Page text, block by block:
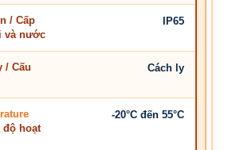
/ Cấp
và nước
IP65
/ Cấu
Cách ly
hoạt
-20°C đến 55°C